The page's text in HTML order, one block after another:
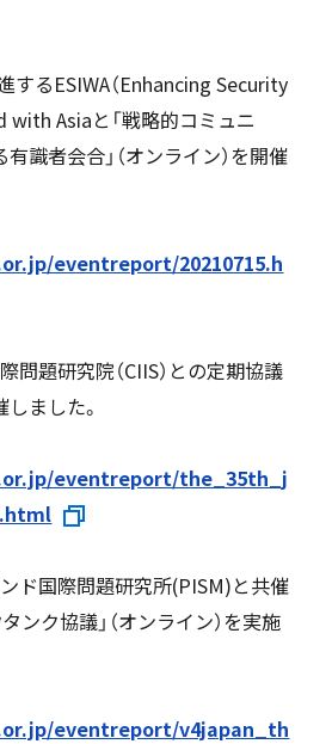
するESIWA（Enhancing Security
Asiaと「戦略的コミュニ
識者会合」（オンライン）を開催
eventreport/20210715.h
問題研究院（CIIS）との定期協議
しました。
eventreport/the_35th_j
ド国際問題研究所(PISM)と共催
ンク協議」（オンライン）を実施
eventreport/v4japan_th